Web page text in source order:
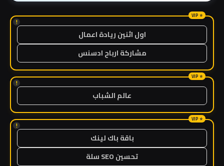
!
اول اثنين ريادة اعمال
مشاركة ارباح ادسنس
!
عالم الشباب
!
باقة باك لينك
تحسين SEO سلة